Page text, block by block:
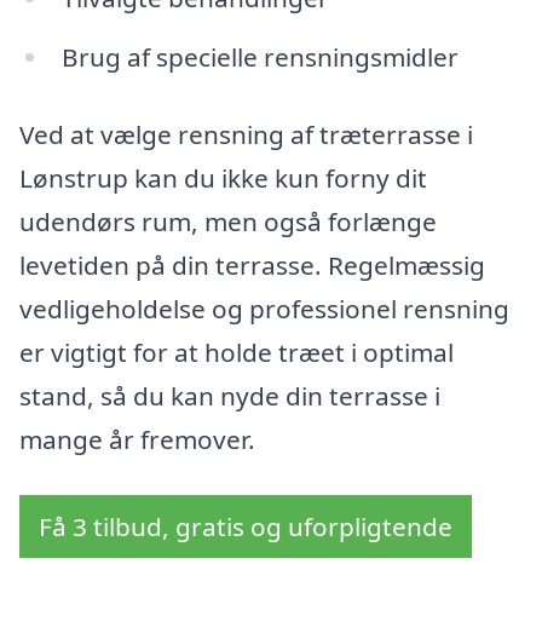
Brug af specielle rensningsmidler
Ved at vælge rensning af træterrasse i
Lønstrup kan du ikke kun forny dit
udendørs rum, men også forlænge
levetiden på din terrasse. Regelmæssig
vedligeholdelse og professionel rensning
er vigtigt for at holde træet i optimal
stand, så du kan nyde din terrasse i
mange år fremover.
Få 3 tilbud, gratis og uforpligtende